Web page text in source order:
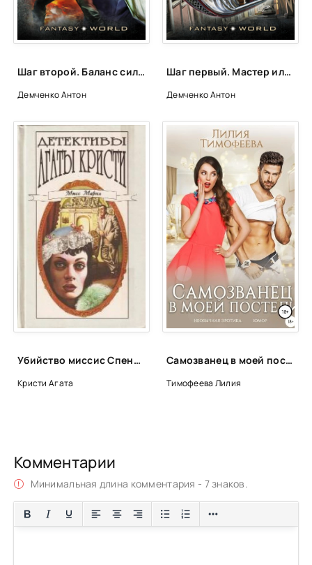
Шаг второй. Баланс сил - Антон Демченко
Демченко Антон
Шаг первый. Мастер иллюзий - Антон Демченко
Демченко Антон
Убийство миссис Спенлоу. Убийство в каретном ряду. Медовый месяц Аликс Мартин. 13 загадок - Агата Кристи
Кристи Агата
Самозванец в моей постели - Лилия Тимофеева
Тимофеева Лилия
Комментарии
Минимальная длина комментария - 7 знаков.